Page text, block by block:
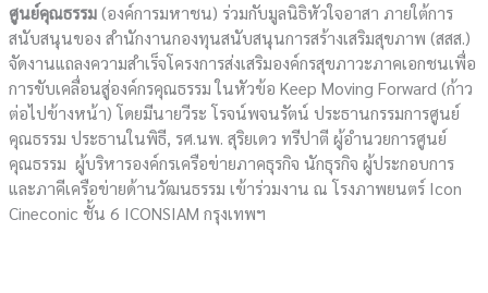
ศูนย์คุณธรรม(องค์การมหาชน) ร่วมกับมูลนิธิหัวใจอาสา ภายใต้การ
สนับสนุนของ สำนักงานกองทุนสนับสนุนการสร้างเสริมสุขภาพ (สสส.)
จัดงานแถลงความสำเร็จโครงการส่งเสริมองค์กรสุขภาวะภาคเอกชนเพื่อ
การขับเคลื่อนสู่องค์กรคุณธรรม ในหัวข้อ Keep Moving Forward (ก้าว
ต่อไปข้างหน้า) โดยมีนายวีระ โรจน์พจนรัตน์ ประธานกรรมการศูนย์
คุณธรรม ประธานในพิธี, รศ.นพ. สุริยเดว ทรีปาตี ผู้อำนวยการศูนย์
คุณธรรม ผู้บริหารองค์กรเครือข่ายภาคธุรกิจ นักธุรกิจ ผู้ประกอบการ
และภาคีเครือข่ายด้านวัฒนธรรม เข้าร่วมงาน ณ โรงภาพยนตร์ Icon
Cineconic ชั้น 6 ICONSIAM กรุงเทพฯ